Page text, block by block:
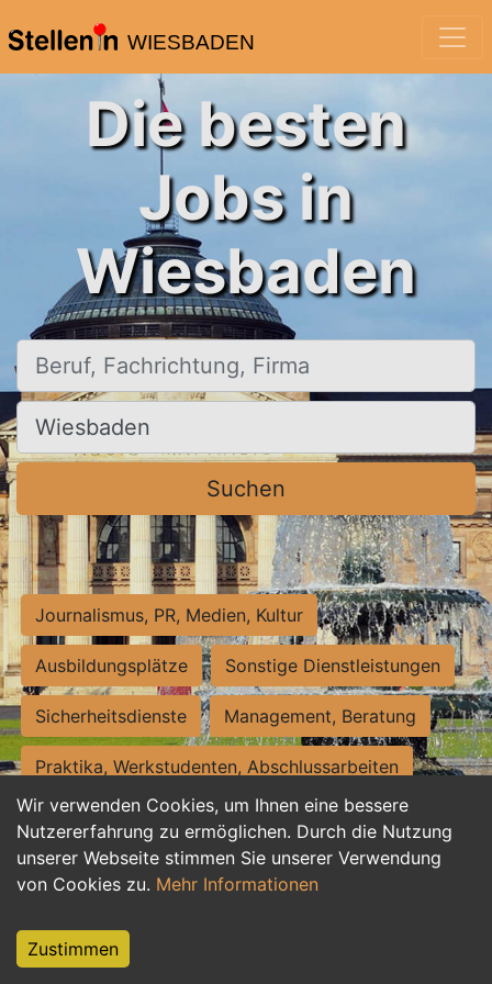
WIESBADEN
Wir verwenden Cookies, um Ihnen eine bessere
Nutzererfahrung zu ermöglichen. Durch die Nutzung
unserer Webseite stimmen Sie unserer Verwendung
von Cookies zu. Mehr Informationen
Zustimmen
Die besten
Jobs in
Wiesbaden
Beruf, Fachrichtung, Firma
Ort, Stadt
Suchen
Journalismus, PR, Medien, Kultur
Ausbildungsplätze Sonstige Dienstleistungen
Sicherheitsdienste Management, Beratung
Praktika, Werkstudenten, Abschlussarbeiten
Personalwesen Assistenz, Sekretariat
Hilfskräfte, Aushilfs- und Nebenjobs
Weiterbildung, Studium, duale Ausbildung